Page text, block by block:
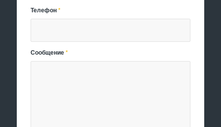
Телефон*
Сообщение*